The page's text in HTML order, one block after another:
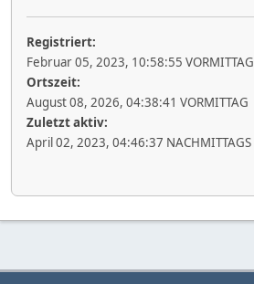
Registriert:
Februar 05, 2023, 10:58:55 VORMITTAG
Ortszeit:
August 08, 2026, 04:38:41 VORMITTAG
Zuletzt aktiv:
April 02, 2023, 04:46:37 NACHMITTAGS